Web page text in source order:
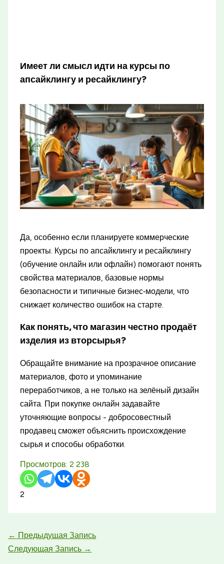
Имеет ли смысл идти на курсы по
апсайклингу и ресайклингу?
Да, особенно если планируете коммерческие
проекты. Курсы по апсайклингу и ресайклингу
(обучение онлайн или офлайн) помогают понять
свойства материалов, базовые нормы
безопасности и типичные бизнес‑модели, что
снижает количество ошибок на старте.
Как понять, что магазин честно продаёт
изделия из вторсырья?
Обращайте внимание на прозрачное описание
материалов, фото и упоминание
переработчиков, а не только на зелёный дизайн
сайта. При покупке онлайн задавайте
уточняющие вопросы - добросовестный
продавец сможет объяснить происхождение
сырья и способы обработки.
Просмотров: 2 238
2
← Предыдущая Запись
Следующая Запись →